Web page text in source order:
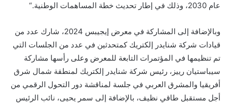
عام 2030
، وذلك في إطار تحديث خطة المساهمات الوطنية.
“
وبالإضافة إلى المشاركة في معرض إيجيبس 2024
، شارك عدد من
قيادات شركة شنايدر إلكتريك كمتحدثين في عدد من الجلسات التي
تم تنظيمها في المؤتمرات التابعة للمعرض وعلى رأسها مشاركة
سيباستيان رييز، رئيس شركة شنايدر إلكتريك لمنطقة شمال شرق
أفريقيا والمشرق العربي في جلسة لمناقشة دور التحول الرقمي من
أجل مستقبل طاقي نظيف، بالإضافة إلى سمر يحيى، نائب الرئيس